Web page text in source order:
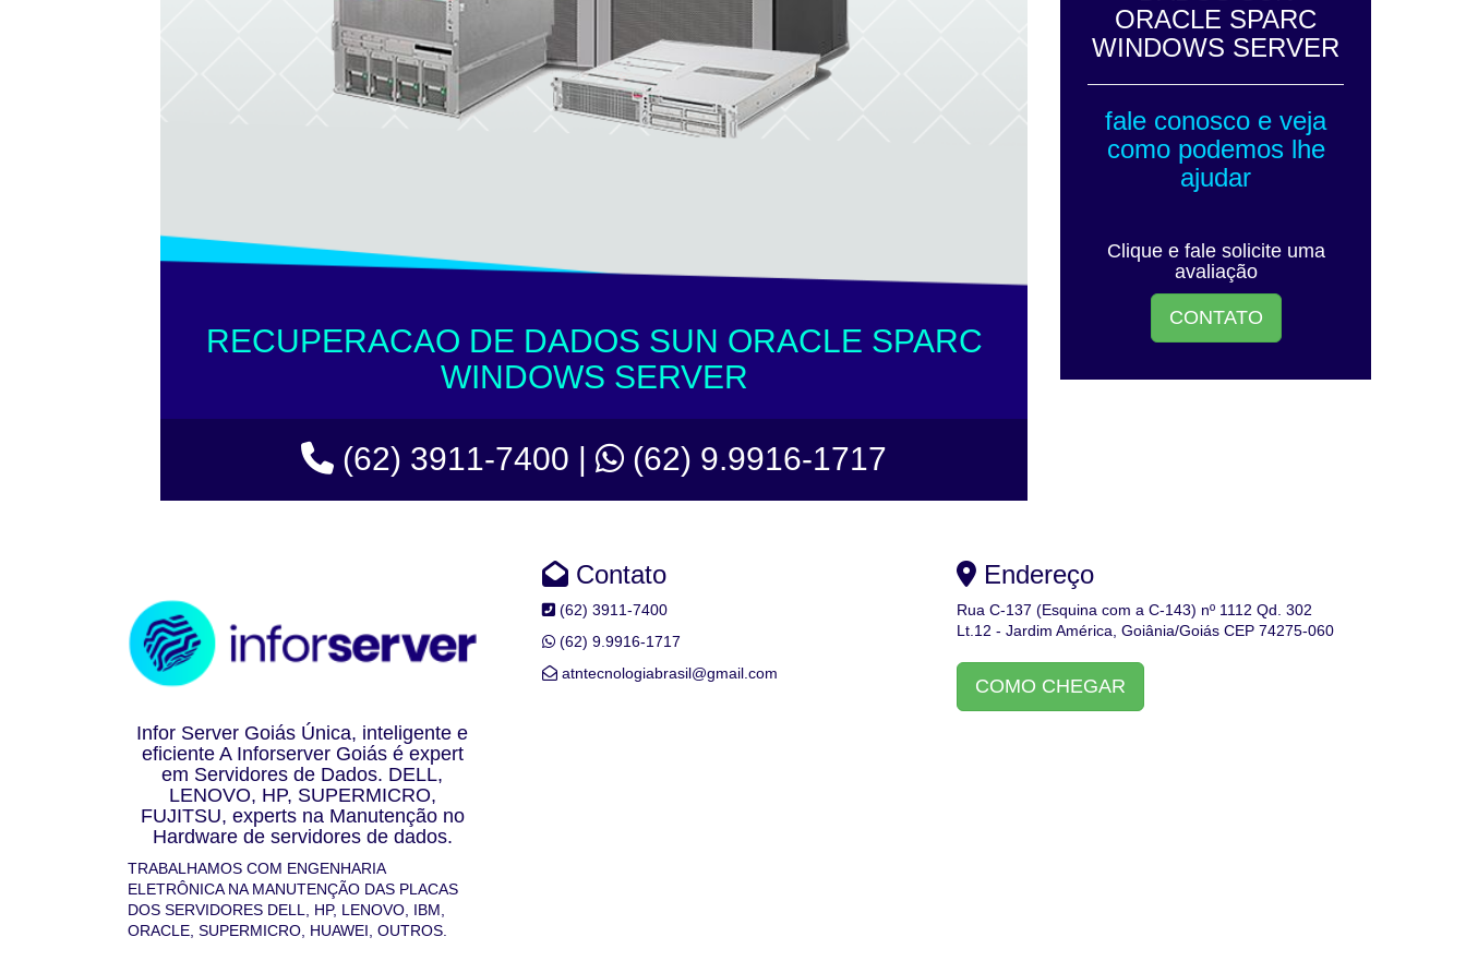
RECUPERACAO DE DADOS SUN ORACLE SPARC
WINDOWS SERVER
(62) 3911-7400 | (62) 9.9916-1717
ORACLE SPARC
WINDOWS SERVER
fale conosco e veja
como podemos lhe
ajudar
Clique e fale solicite uma
avaliação
CONTATO
Infor Server Goiás Única, inteligente e
eficiente A Inforserver Goiás é expert
em Servidores de Dados. DELL,
LENOVO, HP, SUPERMICRO,
FUJITSU, experts na Manutenção no
Hardware de servidores de dados.
TRABALHAMOS COM ENGENHARIA
ELETRÔNICA NA MANUTENÇÃO DAS PLACAS
DOS SERVIDORES DELL, HP, LENOVO, IBM,
ORACLE, SUPERMICRO, HUAWEI, OUTROS.
Contato
(62) 3911-7400
(62) 9.9916-1717
atntecnologiabrasil@gmail.com
Endereço
Rua C-137 (Esquina com a C-143) nº 1112 Qd. 302
Lt.12 - Jardim América, Goiânia/Goiás CEP 74275-060
COMO CHEGAR